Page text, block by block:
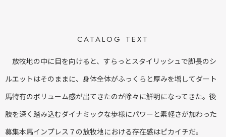
CATALOG TEXT
放牧地の中に目を向けると、すらっとスタイリッシュで脚長のシ
ルエットはそのままに、身体全体がふっくらと厚みを増してダート
馬特有のボリューム感が出てきたのが除々に鮮明になってきた。後
肢を深く踏み込むダイナミックな歩様にパワーと素軽さが加わった
募集本馬インプレス７の放牧地における存在感はピカイチだ。